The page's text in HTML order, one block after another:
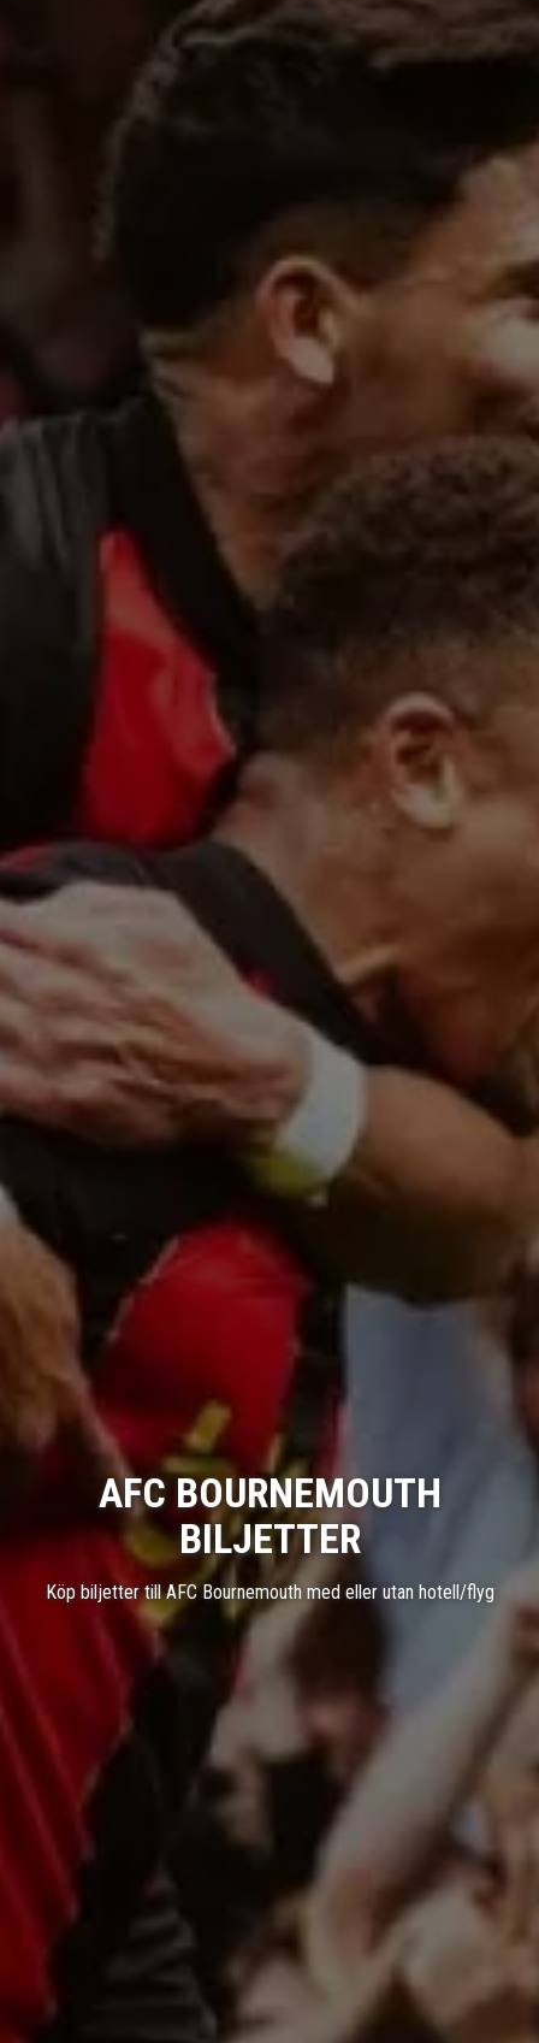
AFC BOURNEMOUTH
BILJETTER
Köp biljetter till AFC Bournemouth med eller utan hotell/flyg